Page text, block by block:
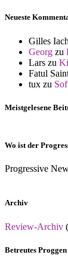
Neueste
Gilles
Georg zu
Lars zu
Fatul
tux zu
Meistgelesene
Wo ist der
Progressive
Archiv
Review-Archiv
Betreutes Proggen